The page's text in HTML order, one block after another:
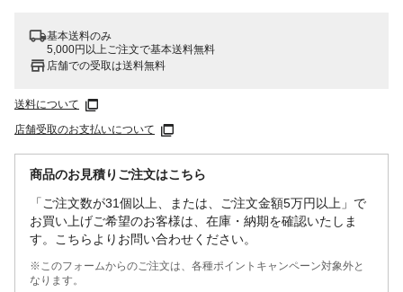
基本送料のみ
5,000円以上ご注文で基本送料無料
店舗での受取は送料無料
送料について
店舗受取のお支払いについて
商品のお見積りご注文はこちら
「ご注文数が31個以上、または、ご注文金額5万円以上」で
お買い上げご希望のお客様は、在庫・納期を確認いたしま
す。こちらよりお問い合わせください。
※このフォームからのご注文は、各種ポイントキャンペーン対象外と
なります。